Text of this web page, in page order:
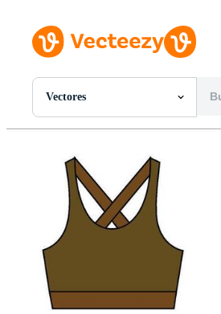
Vectores
Todas Imágenes
PNGs
PSDs
SVGs
Plantillas
Vectores
Videos
Gráficos en Movimiento